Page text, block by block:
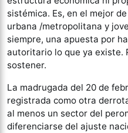
sistémica. Es, en el mejor
urbana /metropolitana y
siempre, una apuesta por
autoritario lo que ya existe.
sostener.
La madrugada del 20 de
registrada como otra
al menos un sector del
diferenciarse del ajuste